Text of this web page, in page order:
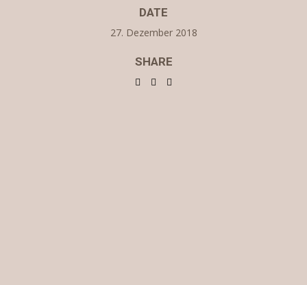
DATE
27. Dezember 2018
SHARE